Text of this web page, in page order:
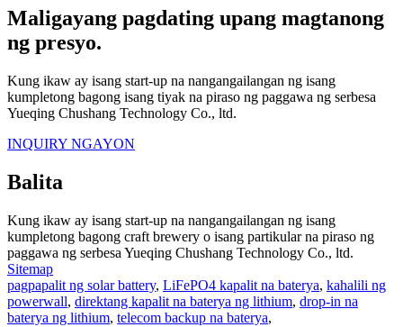
Maligayang pagdating upang magtanong
ng presyo.
Kung ikaw ay isang start-up na nangangailangan ng isang
kumpletong bagong isang tiyak na piraso ng paggawa ng serbesa
Yueqing Chushang Technology Co., ltd.
INQUIRY NGAYON
Balita
Kung ikaw ay isang start-up na nangangailangan ng isang
kumpletong bagong craft brewery o isang partikular na piraso ng
paggawa ng serbesa Yueqing Chushang Technology Co., ltd.
Sitemap
pagpapalit ng solar battery, LiFePO4 kapalit na baterya, kahalili ng
powerwall, direktang kapalit na baterya ng lithium, drop-in na
baterya ng lithium, telecom backup na baterya,